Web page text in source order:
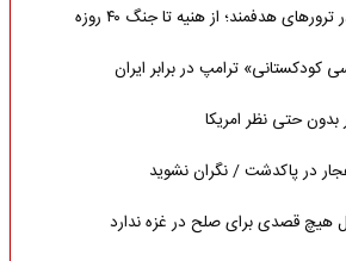
هدفمند؛ از هنیه تا جنگ ۴۰ روزه
کودکستانی» ترامپ در برابر ایران
حتی نظر امریکا
در پاکدشت / نگران نشوید
هیچ قصدی برای صلح در غزه ندارد